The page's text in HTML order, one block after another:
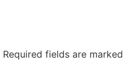
Required fields are marked